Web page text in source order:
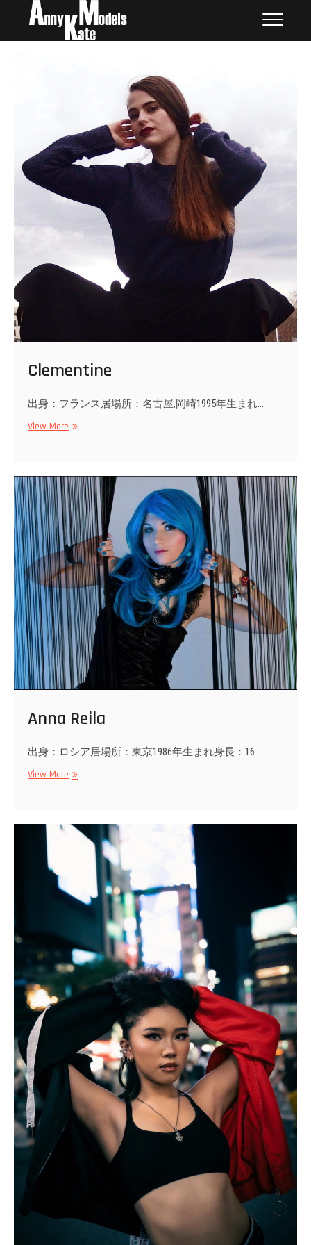
外国人モデル | AnnyKate
Models
外国人モデル | アニケイト・モデルズ
Clementine
出身：フランス居場所：名古屋,岡崎1995年生まれ…
View More Clementine
Anna Reila
出身：ロシア居場所：東京1986年生まれ身長：16…
View More Anna